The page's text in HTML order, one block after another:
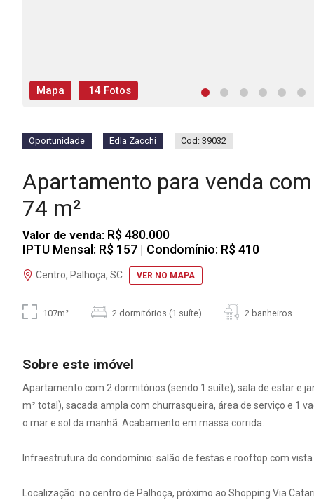
Mapa 14 Fotos
Oportunidade Edla Zacchi Cod: 39032
Apartamento para venda
74 m²
Valor de venda: R$ 480.000
IPTU Mensal: R$ 157 | Condomínio: R$ 410
Centro, Palhoça, SC VER NO MAPA
107m² 2 dormitórios (1 suíte) 2 banheiros
Sobre este imóvel
Apartamento com 2 dormitórios (sendo 1 suíte), sala de estar e
m² total), sacada ampla com churrasqueira, área de serviço e 1
o mar e sol da manhã. Acabamento em massa corrida.
Infraestrutura do condomínio: salão de festas e rooftop com
Localização: no centro de Palhoça, próximo ao Shopping Via